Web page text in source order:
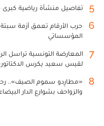
5 تفاصيل منشأة رياضية كبرى
6
حرب الأرقام تعمق أزمة
المؤسساتي
7
المعارضة التونسية تراسل
لقيس سعيد يكرس
8
«مطارِدو سموم الصيف»..
والزواحف بشوارع الدار البيضاء